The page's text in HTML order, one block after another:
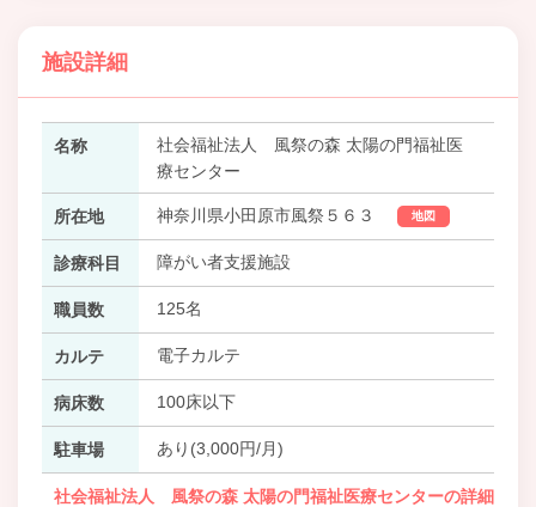
施設詳細
名称
社会福祉法人 風祭の森 太陽の門福祉医
療センター
所在地 神奈川県小田原市風祭５６３ 地図
診療科目 障がい者支援施設
職員数 125名
カルテ 電子カルテ
病床数 100床以下
駐車場 あり(3,000円/月)
社会福祉法人 風祭の森 太陽の門福祉医療センターの詳細